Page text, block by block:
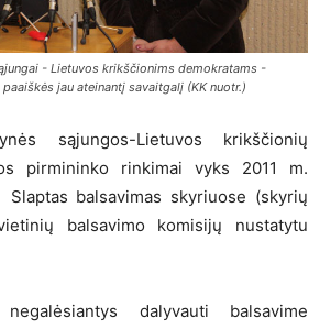
- Lietuvos krikščionims demokratams -
jau ateinantį savaitgalį (KK nuotr.)
sąjungos-Lietuvos krikščionių
pirmininko rinkimai vyks 2011 m.
balsavimas skyriuose (skyrių
balsavimo komisijų nustatytu
dalyvauti balsavime